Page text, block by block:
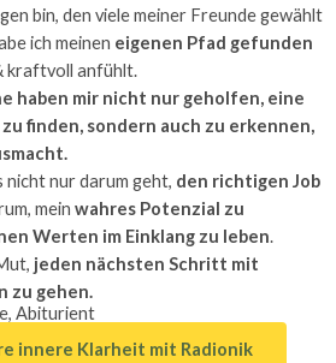
bin, den viele meiner Freunde gewählt
ich meinen eigenen Pfad gefunden
kraftvoll anfühlt.
haben mir nicht nur geholfen, eine
finden, sondern auch zu erkennen,
nicht nur darum geht, den richtigen Job
mein wahres Potenzial zu
Werten im Einklang zu leben.
jeden nächsten Schritt mit
zu gehen.
Abiturient
innere Klarheit mit Radionik